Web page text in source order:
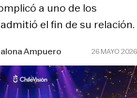
a uno de los
el fin de su relación.
Ampuero 26 MAYO 2026